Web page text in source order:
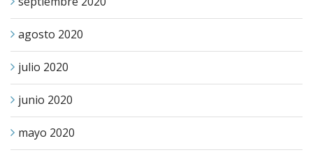
agosto 2020
julio 2020
junio 2020
mayo 2020